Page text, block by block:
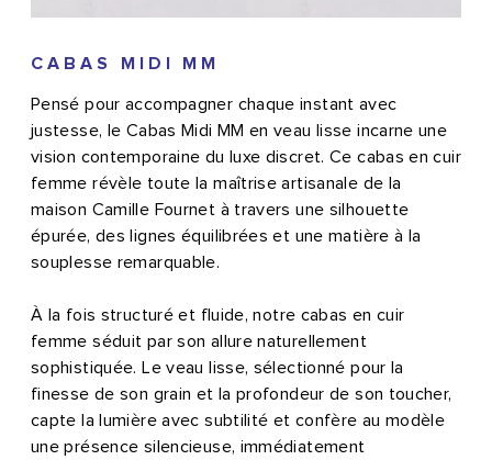
CABAS MIDI MM
Pensé pour accompagner chaque instant avec
justesse, le Cabas Midi MM en veau lisse incarne une
vision contemporaine du luxe discret. Ce cabas en cuir
femme révèle toute la maîtrise artisanale de la
maison Camille Fournet à travers une silhouette
épurée, des lignes équilibrées et une matière à la
souplesse remarquable.
À la fois structuré et fluide, notre cabas en cuir
femme séduit par son allure naturellement
sophistiquée. Le veau lisse, sélectionné pour la
finesse de son grain et la profondeur de son toucher,
capte la lumière avec subtilité et confère au modèle
une présence silencieuse, immédiatement